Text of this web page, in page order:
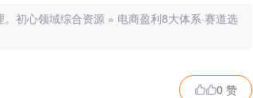
初心领域综合资源 » 电商盈利8大体系·赛道选
0 赞